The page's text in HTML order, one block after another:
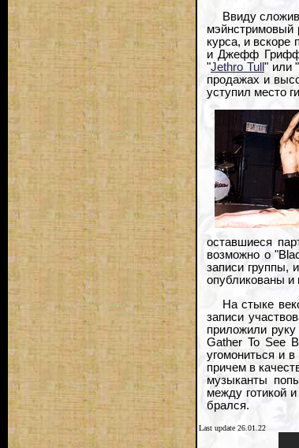
Ввиду
мэйнстримовый
курса, и
и Джефф
"Jethro Tull " или "
продажах и
уступил место
оставшиеся
возможно о
записи группы,
опубликованы и
На стыке
записи
приложили
Gather To See
угомониться и
причем в
музыканты
между готикой
брался.
Last update 26.01.22